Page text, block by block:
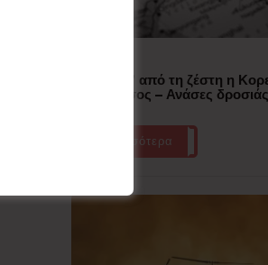
“Έλιωσε” από τη ζέστη η
Χερσόνησος – Ανάσες
Περισσότερα